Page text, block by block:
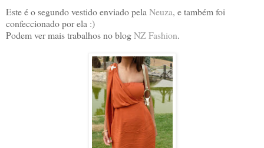
Este é o segundo vestido enviado pela Neuza, e também foi
confeccionado por ela :)
Podem ver mais trabalhos no blogNZ Fashion.